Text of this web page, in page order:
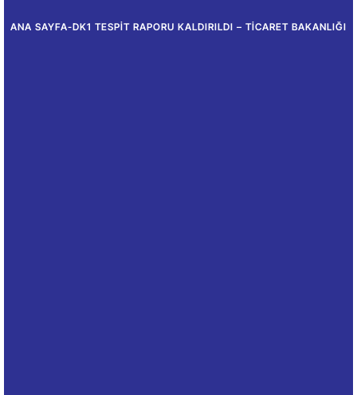
ANA SAYFA-DK1 TESPIT RAPORU KALDIRILDI – TICARET BAKANLIĞI